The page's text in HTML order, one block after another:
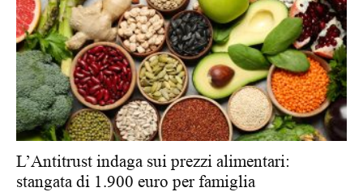
L’Antitrust indaga sui prezzi alimentari:
stangata di 1.900 euro per famiglia